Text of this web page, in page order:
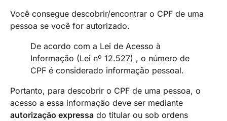
Você consegue descobrir/encontrar o CPF de uma
pessoa se você for autorizado.
De acordo com a Lei de Acesso à
Informação (Lei nº 12.527) , o número de
CPF é considerado informação pessoal.
Portanto, para descobrir o CPF de uma pessoa, o
acesso a essa informação deve ser mediante
autorização expressa do titular ou sob ordens